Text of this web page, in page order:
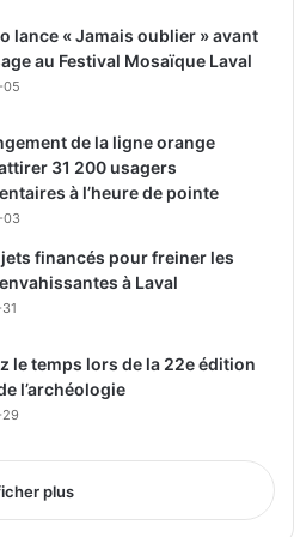
de concertation avec les
doutes sur la capacité de Laval
sans précipiter la ville dans
aucun appui provincial
annoncé spécifiquement
investissements du
le site.
Média
Bio
municipal de Saint-Bruno
lance « Jamais oublier » avant
au Festival Mosaïque Laval
de la ligne orange
31 200 usagers
à l’heure de pointe
financés pour freiner les
à Laval
le temps lors de la 22e édition
l’archéologie
plus